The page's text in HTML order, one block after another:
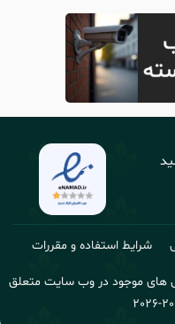
شرایط استفاده و مقررات
های موجود در وب سایت متعلق